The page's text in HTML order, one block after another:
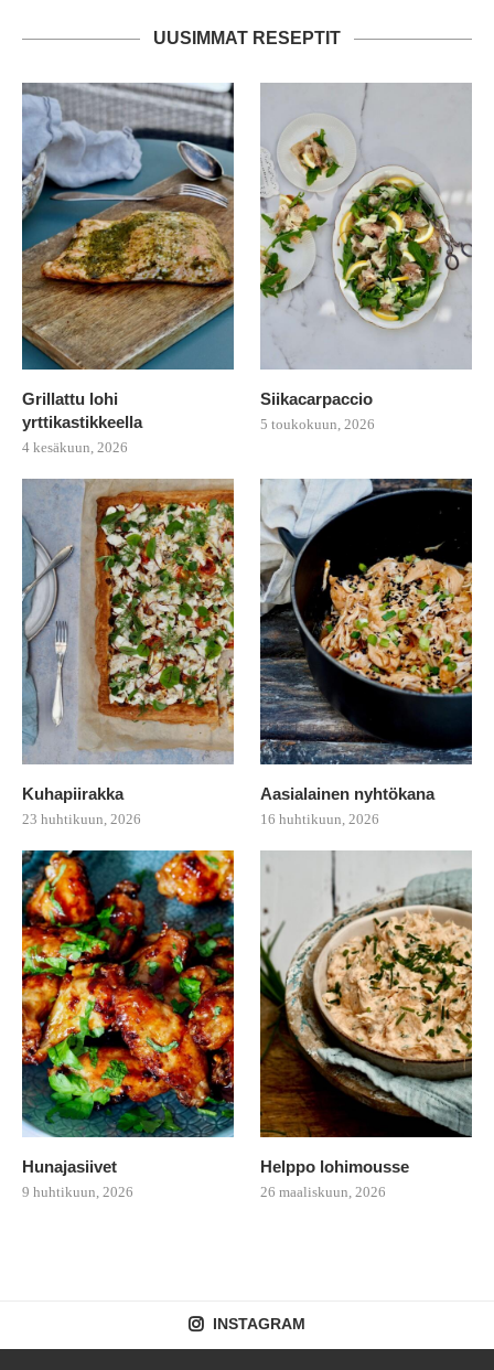
UUSIMMAT RESEPTIT
Grillattu lohi
yrttikastikkeella
4 kesäkuun, 2026
Siikacarpaccio
5 toukokuun, 2026
Kuhapiirakka
23 huhtikuun, 2026
Aasialainen nyhtökana
16 huhtikuun, 2026
Hunajasiivet
9 huhtikuun, 2026
Helppo lohimousse
26 maaliskuun, 2026
INSTAGRAM